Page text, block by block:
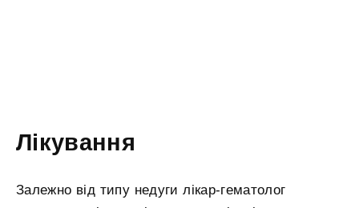
Лікування
Залежно від типу недуги лікар-гематолог